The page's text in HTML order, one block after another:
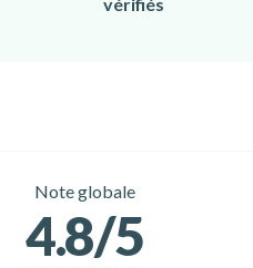
Note globale
4.8/5